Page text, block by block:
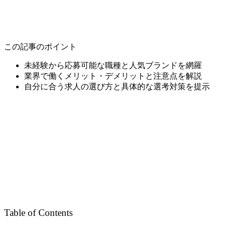
この記事のポイント
未経験から応募可能な職種と人気ブランドを網羅
業界で働くメリット・デメリットと注意点を解説
自分に合う求人の選び方と具体的な選考対策を提示
Table of Contents